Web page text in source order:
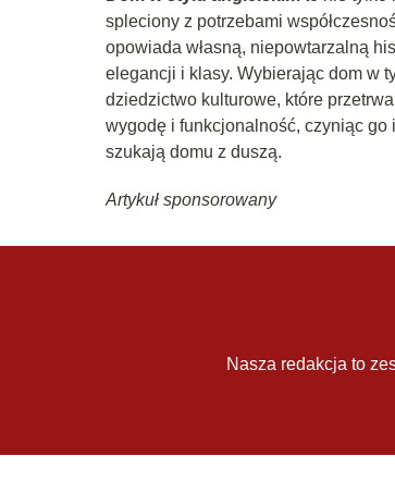
spleciony z potrzebami
opowiada własną, niepowtarzalną
elegancji i klasy. Wybierając dom w
dziedzictwo kulturowe, które
wygodę i funkcjonalność, czyniąc
szukają domu z duszą.
Artykuł sponsorowany
Nasza redakcja to